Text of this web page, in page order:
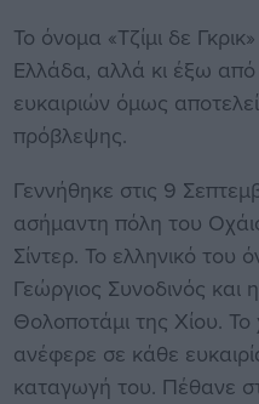
Το όνομα «Τζίμι δε
Ελλάδα, αλλά κι έξω
ευκαιριών όμως
πρόβλεψης.
Γεννήθηκε στις 9
ασήμαντη πόλη του
Σίντερ. Το ελληνικό του
Γεώργιος Συνοδινός
Θολοποτάμι της Χίου.
ανέφερε σε κάθε
καταγωγή του. Πέθανε